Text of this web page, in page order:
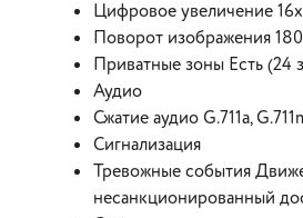
Цифровое увеличение 16x
Поворот изображения
Приватные зоны Есть (24
Аудио
Сжатие аудио G.711a,
Сигнализация
Тревожные события
несанкционированный